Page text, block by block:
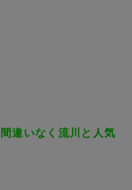
違いなく流川と人気